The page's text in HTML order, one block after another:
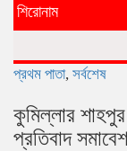
শিরোনাম
কচুয়ার
প্রথম পাতা, সর্বশেষ
কুমিল্লার
প্রতিবাদ